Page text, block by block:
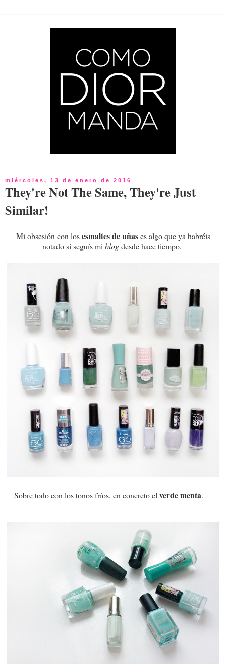
miércoles, 13 de enero de 2016
They're Not The Same, They're Just
Similar!
Mi obsesión con losesmaltes de uñases algo que ya habréis
notado si seguís mi blogdesde hace tiempo.
Sobre todo con los tonos fríos, en concreto el verde menta.